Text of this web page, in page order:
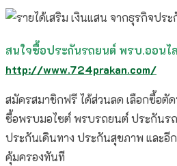
สนใจซื้อประกันรถยนต์ พรบ.ออนไ
http://www.724prakan.com/
สมัครสมาชิกฟรี ได้ส่วนลด เลือกซื้อตั
ซื้อพรบมอไซต์ พรบรถยนต์ ประกันร
ประกันเดินทาง ประกันสุขภาพ และ
คุ้มครองทันที